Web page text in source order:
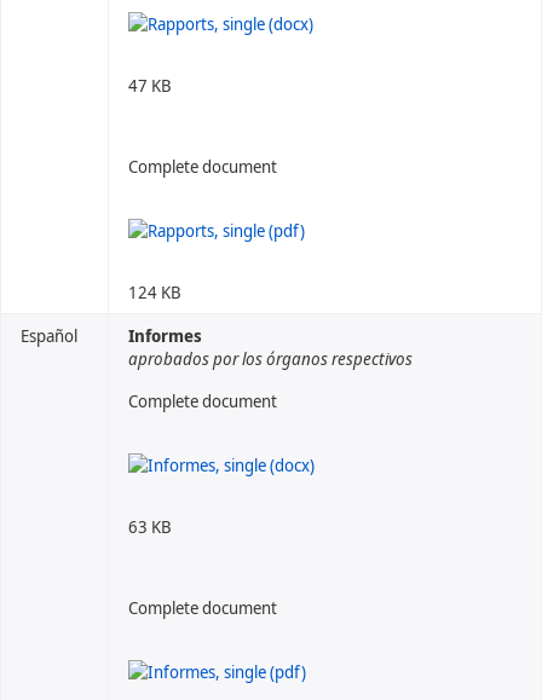
47 KB
Complete document
124 KB
Español
Informes
aprobados por los órganos respectivos
Complete document
63 KB
Complete document